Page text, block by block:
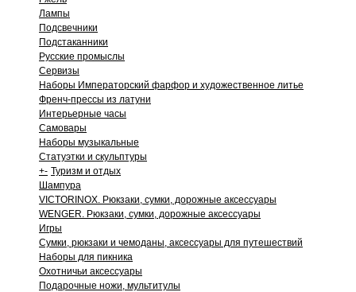
Лампы
Подсвечники
Подстаканники
Русские промыслы
Сервизы
Наборы Императорский фарфор и художественное литье
Френч-прессы из латуни
Интерьерные часы
Самовары
Наборы музыкальные
Статуэтки и скульптуры
+- Туризм и отдых
Шампура
VICTORINOX. Рюкзаки, сумки, дорожные аксессуары
WENGER. Рюкзаки, сумки, дорожные аксессуары
Игры
Сумки, рюкзаки и чемоданы, аксессуары для путешествий
Наборы для пикника
Охотничьи аксессуары
Подарочные ножи, мультитулы